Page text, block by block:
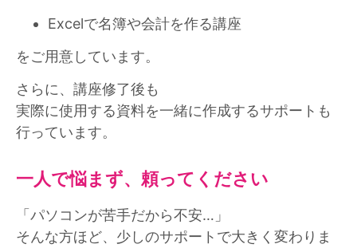
Excelで名簿や会計を作る講座
をご用意しています。
さらに、講座修了後も
実際に使用する資料を一緒に作成するサポートも
行っています。
一人で悩まず、頼ってください
「パソコンが苦手だから不安…」
そんな方ほど、少しのサポートで大きく変わりま